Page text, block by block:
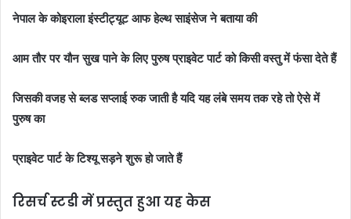
नेपाल के कोइराला इंस्टीट्यूट आफ हेल्थ साइंसेज ने बताया की
आम तौर पर यौन सुख पाने के लिए पुरुष प्राइवेट पार्ट को किसी वस्तु में फंसा देते हैं
जिसकी वजह से ब्लड सप्लाई रुक जाती हैयदि यह लंबे समय तक रहे तो ऐसे में
पुरुष का
प्राइवेट पार्ट के टिश्यू सड़ने शुरू हो जाते हैं
रिसर्च स्टडी में प्रस्तुत हुआ यह केस